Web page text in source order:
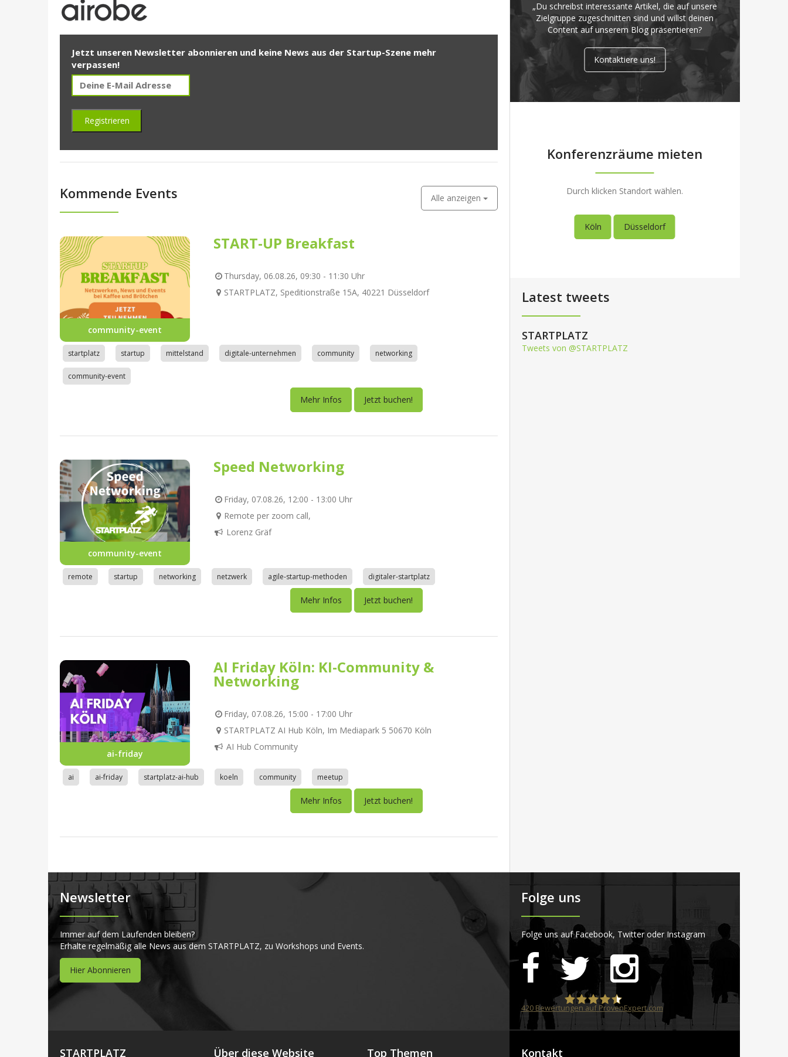
Jetzt unseren Newsletter abonnieren und keine News aus der Startup-Szene mehr
verpassen!
Kommende Events Alle anzeigen
community-event
START-UP Breakfast
Thursday, 06.08.26, 09:30 - 11:30 Uhr
STARTPLATZ, Speditionstraße 15A, 40221 Düsseldorf
startplatz startup mittelstand digitale-unternehmen community networking
community-event
Mehr Infos Jetzt buchen!
community-event
Speed Networking
Friday, 07.08.26, 12:00 - 13:00 Uhr
Remote per zoom call,
Lorenz Gräf
remote startup networking netzwerk agile-startup-methoden digitaler-startplatz
Mehr Infos Jetzt buchen!
ai-friday
AI Friday Köln: KI-Community &
Networking
Friday, 07.08.26, 15:00 - 17:00 Uhr
STARTPLATZ AI Hub Köln, Im Mediapark 5 50670 Köln
AI Hub Community
ai ai-friday startplatz-ai-hub koeln community meetup
Mehr Infos Jetzt buchen!
„Du schreibst interessante Artikel, die auf unsere
Zielgruppe zugeschnitten sind und willst deinen
Content auf unserem Blog präsentieren?
Kontaktiere uns!
Konferenzräume mieten
Durch klicken Standort wählen.
Köln Düsseldorf
Latest tweets
STARTPLATZ
Tweets von @STARTPLATZ
Newsletter
Immer auf dem Laufenden bleiben?
Erhalte regelmäßig alle News aus dem STARTPLATZ, zu Workshops und Events.
Hier Abonnieren
Folge uns
Folge uns auf Facebook, Twitter oder Instagram
STARTPLATZ
420Bewertungen auf ProvenExpert.com
STARTPLATZ Über diese Website Top Themen Kontakt